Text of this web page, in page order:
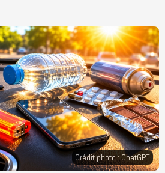
Crédit photo : ChatGPT